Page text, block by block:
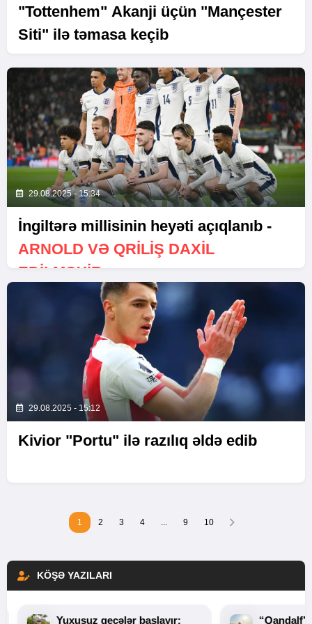
"Tottenhem" Akanji üçün "Mançester
Siti" ilə təmasa keçib
29.08.2025 - 15:34
İngiltərə millisinin heyəti açıqlanıb -
ARNOLD VƏ QRILIŞ DAXIL
EDILMƏYIB
29.08.2025 - 15:12
Kivior "Portu" ilə razılıq əldə edib
1 2 3 4 ... 9 10
KÖŞƏ YAZILARI
Yuxusuz gecələr başlayır: